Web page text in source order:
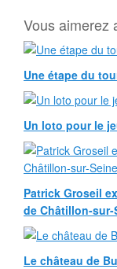
Vous aimerez
Une étape du
Un loto pour le
Patrick Groseil
de Châtillon-sur-
Le château de